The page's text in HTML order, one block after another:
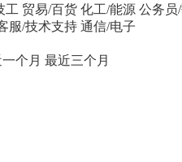
工 贸易/百货 化工/能源 公务员
服/技术支持 通信/电子
个月 最近三个月